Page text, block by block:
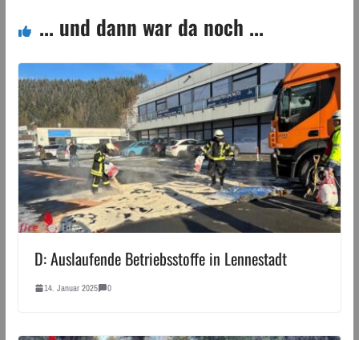
... und dann war da noch ...
D: Auslaufende Betriebsstoffe in Lennestadt
14. Januar 2025 0